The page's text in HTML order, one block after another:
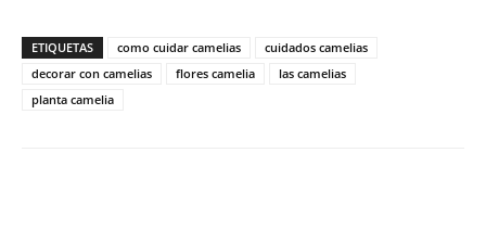
ETIQUETAS como cuidar camelias
cuidados camelias
decorar con camelias
flores camelia
las camelias
planta camelia